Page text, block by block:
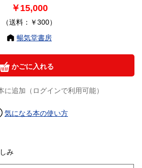
￥15,000
（送料：￥300）
暢気堂書房
かごに入れる
に追加（ログインで利用可能）
気になる本の使い方
み